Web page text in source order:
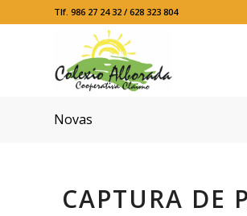
Tlf. 986 27 24 32 / 628 323 804
Novas
CAPTURA DE